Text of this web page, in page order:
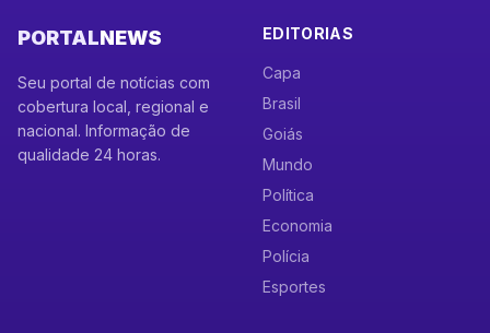
PORTALNEWS
Seu portal de notícias com
cobertura local, regional e
nacional. Informação de
qualidade 24 horas.
EDITORIAS
Capa
Brasil
Goiás
Mundo
Política
Economia
Polícia
Esportes